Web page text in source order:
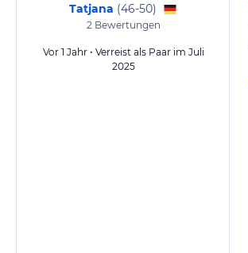
Tatjana (46-50)
2 Bewertungen
Vor 1 Jahr • Verreist als Paar im Juli
2025